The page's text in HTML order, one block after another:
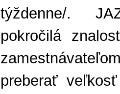
týždenne/.
pokročilá
preberať